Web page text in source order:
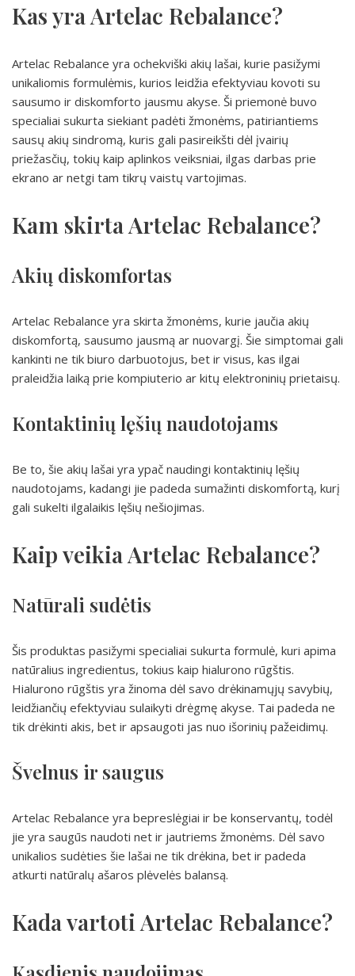
Kas yra Artelac Rebalance?
Artelac Rebalance yra ochekviški akių lašai, kurie pasižymi
unikaliomis formulėmis, kurios leidžia efektyviau kovoti su
sausumo ir diskomforto jausmu akyse. Ši priemonė buvo
specialiai sukurta siekiant padėti žmonėms, patiriantiems
sausų akių sindromą, kuris gali pasireikšti dėl įvairių
priežasčių, tokių kaip aplinkos veiksniai, ilgas darbas prie
ekrano ar netgi tam tikrų vaistų vartojimas.
Kam skirta Artelac Rebalance?
Akių diskomfortas
Artelac Rebalance yra skirta žmonėms, kurie jaučia akių
diskomfortą, sausumo jausmą ar nuovargį. Šie simptomai gali
kankinti ne tik biuro darbuotojus, bet ir visus, kas ilgai
praleidžia laiką prie kompiuterio ar kitų elektroninių prietaisų.
Kontaktinių lęšių naudotojams
Be to, šie akių lašai yra ypač naudingi kontaktinių lęšių
naudotojams, kadangi jie padeda sumažinti diskomfortą, kurį
gali sukelti ilgalaikis lęšių nešiojimas.
Kaip veikia Artelac Rebalance?
Natūrali sudėtis
Šis produktas pasižymi specialiai sukurta formulė, kuri apima
natūralius ingredientus, tokius kaip hialurono rūgštis.
Hialurono rūgštis yra žinoma dėl savo drėkinamųjų savybių,
leidžiančių efektyviau sulaikyti drėgmę akyse. Tai padeda ne
tik drėkinti akis, bet ir apsaugoti jas nuo išorinių pažeidimų.
Švelnus ir saugus
Artelac Rebalance yra bepreslėgiai ir be konservantų, todėl
jie yra saugūs naudoti net ir jautriems žmonėms. Dėl savo
unikalios sudėties šie lašai ne tik drėkina, bet ir padeda
atkurti natūralų ašaros plėvelės balansą.
Kada vartoti Artelac Rebalance?